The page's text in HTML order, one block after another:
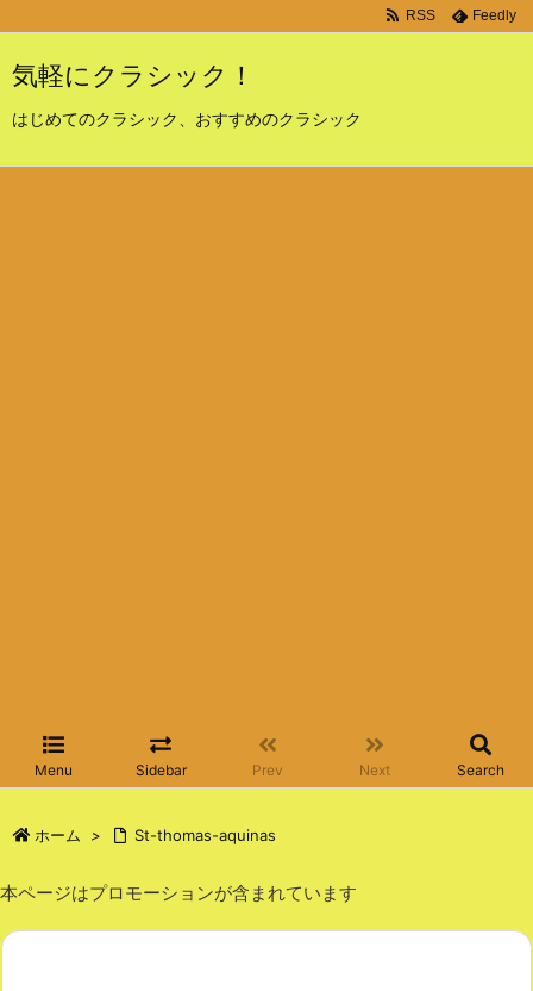
気軽にクラシック！
はじめてのクラシック、おすすめのクラシック
Menu Sidebar Prev Next Search
RSS Feedly
ホーム > St-thomas-aquinas
本ページはプロモーションが含まれています